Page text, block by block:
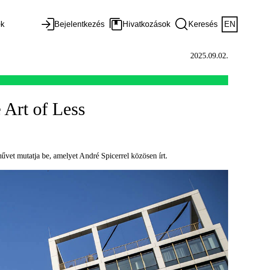
Bejelentkezés Hivatkozások Keresés EN
2025.09.02.
Art of Less
mutatja be, amelyet André Spicerrel közösen írt.